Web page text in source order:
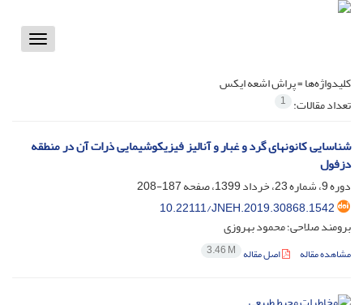
Toggle
کلیدواژه‌ها =پراش اشعه ایکس
تعداد مقالات: 1
شناسایی کانونهای گرد و غبار و آنالیز فیزیکوشیمایی ذرات آن در منطقه
دزفول
دوره 9، شماره 23، خرداد 1399، صفحه
187-208
10.22111/JNEH.2019.30868.1542
برومند صلاحی؛ محمود بهروزی
مشاهده مقاله اصل مقاله 3.46 M